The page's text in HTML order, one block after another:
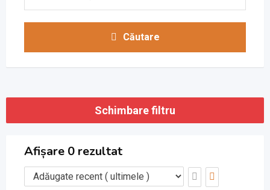
Căutare
Schimbare filtru
Afișare 0 rezultat